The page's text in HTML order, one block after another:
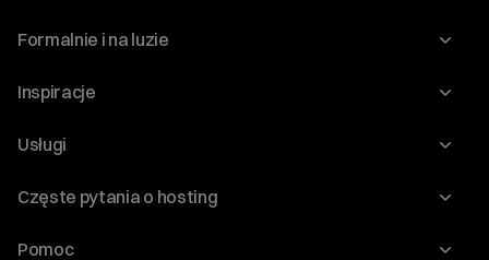
Formalnie i na luzie
O nas
Program Korzyści dla Inwestorów
Regulaminy i specyfikacje
Inspiracje
Blog
WordPress
Audyt stron
Usługi
Domeny
Częste pytania o hosting
Jak przenieść stronę?
Pomoc